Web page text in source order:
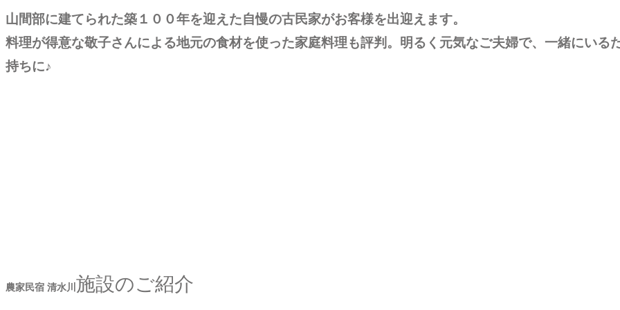
山間部に建てられた築１００年を迎えた自慢の古民家がお客様を出迎えます。
料理が得意な敬子さんによる地元の食材を使った家庭料理も評判。明るく元気なご夫婦で、一緒にいる
持ちに♪
農家民宿 清水川 施設のご紹介